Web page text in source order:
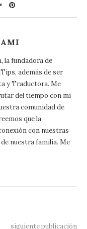
la fundadora de
además de ser
y Traductora. Me
del tiempo con mi
comunidad de
que la
con nuestras
nuestra familia. Me
siguiente publicación